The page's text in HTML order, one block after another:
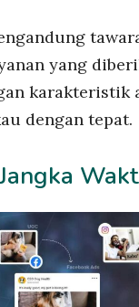
yang
karakteristik
dengan tepat.